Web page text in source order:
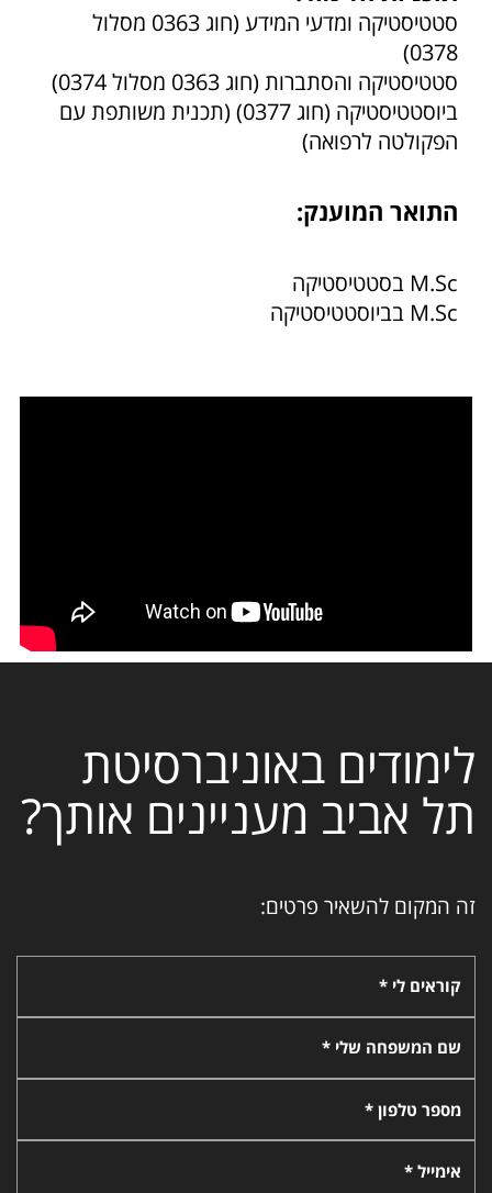
סטטיסטיקה ומדעי המידע (חוג 0363 מסלול
0378)
סטטיסטיקה והסתברות (חוג 0363 מסלול 0374)
ביוסטטיסטיקה (חוג 0377) (תכנית משותפת עם
הפקולטה לרפואה)
התואר המוענק:
M.Sc בסטטיסטיקה
M.Sc בביוסטטיסטיקה
לימודים באוניברסיטת
תל אביב מעניינים אותך?
זה המקום להשאיר פרטים:
קוראים לי *
שם המשפחה שלי *
מספר טלפון *
אימייל *